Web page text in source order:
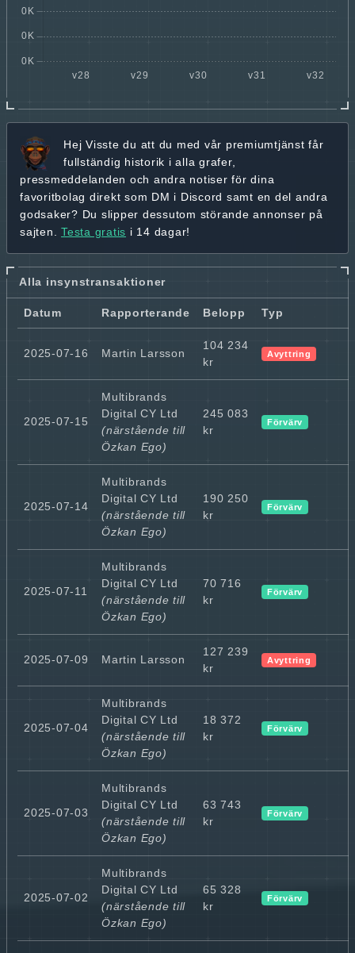
Hej Visste du att du med vår premiumtjänst får
fullständig historik i alla grafer,
pressmeddelanden och andra notiser för dina
favoritbolag direkt som DM i Discord samt en del andra
godsaker? Du slipper dessutom störande annonser på
sajten. Testa gratis i 14 dagar!
Alla insynstransaktioner
Datum Rapporterande Belopp Typ
2025-07-16 Martin Larsson
104 234
kr
Avyttring
2025-07-15
Multibrands
Digital CY Ltd
(närstående till
Özkan Ego)
245 083
kr
Förvärv
2025-07-14
Multibrands
Digital CY Ltd
(närstående till
Özkan Ego)
190 250
kr
Förvärv
2025-07-11
Multibrands
Digital CY Ltd
(närstående till
Özkan Ego)
70 716
kr
Förvärv
2025-07-09 Martin Larsson
127 239
kr
Avyttring
2025-07-04
Multibrands
Digital CY Ltd
(närstående till
Özkan Ego)
18 372
kr
Förvärv
2025-07-03
Multibrands
Digital CY Ltd
(närstående till
Özkan Ego)
63 743
kr
Förvärv
2025-07-02
Multibrands
Digital CY Ltd
(närstående till
Özkan Ego)
65 328
kr
Förvärv